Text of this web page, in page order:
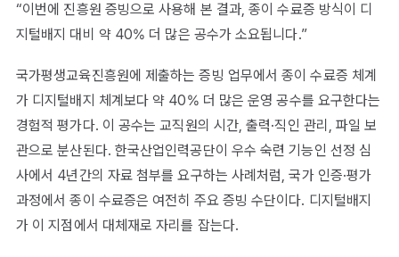
“이번에 진흥원 증빙으로 사용해 본 결과, 종이 수료증 방식이 디
지털배지 대비 약 40% 더 많은 공수가 소요됩니다.”
국가평생교육진흥원에 제출하는 증빙 업무에서 종이 수료증 체계
가 디지털배지 체계보다 약 40% 더 많은 운영 공수를 요구한다는
경험적 평가다. 이 공수는 교직원의 시간, 출력·직인 관리, 파일 보
관으로 분산된다. 한국산업인력공단이 우수 숙련 기능인 선정 심
사에서 4년간의 자료 첨부를 요구하는 사례처럼, 국가 인증·평가
과정에서 종이 수료증은 여전히 주요 증빙 수단이다. 디지털배지
가 이 지점에서 대체재로 자리를 잡는다.